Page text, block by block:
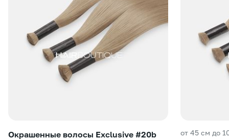
Окрашенные волосы Exclusive #20b от 45 см до